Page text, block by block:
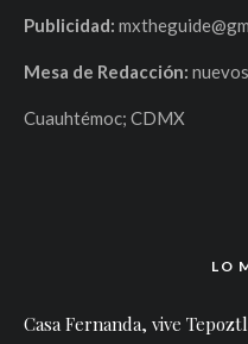
Publicidad:
Mesa de Redacción:
Cuauhtémoc; CDMX
LO
Casa Fernanda, vive